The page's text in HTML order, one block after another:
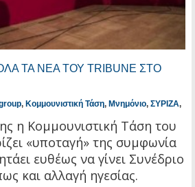
ΤΑ ΝΕΑ ΤΟΥ TRIBUNE ΣΤΟ
, Κομμουνιστική Τάση, Μνημόνιο, ΣΥΡΙΖΑ,
η Κομμουνιστική Τάση του
«υποταγή» της συμφωνία
ευθέως να γίνει Συνέδριο
και αλλαγή ηγεσίας.